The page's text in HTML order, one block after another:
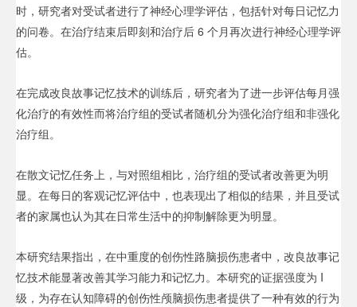
时，研究者对受试者进行了神经心理学评估，包括针对每日记忆力
的问卷。在治疗结束后即刻和治疗后 6 个月再次进行神经心理学评
估。
在完成改良故事记忆技术的训练后，研究者为了进一步评估每月强
化治疗的有效性而将治疗组的受试者随机分为强化治疗组和非强化
治疗组。
在散文记忆任务上，与对照组相比，治疗组的受试者改善更为明
显。在每日的客观记忆评估中，也表现出了相似的结果，并且受试
者的家属也认为其在日常生活中的抑制解除更为明显。
本研究结果指出，在中重度的创伤性路脑损伤患者中，改良故事记
忆技术能显著改善其学习能力和记忆力。本研究的证据强度为 I
级，为存在认知障碍的创伤性颅脑损伤患者提供了一种有效的行为